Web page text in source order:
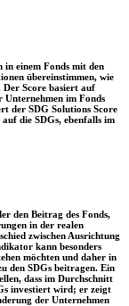
in einem Fonds mit den
übereinstimmen, wie
Der Score basiert auf
Unternehmen im Fonds
der SDG Solutions Score
die SDGs, ebenfalls im
den Beitrag des Fonds,
in der realen
zwischen Ausrichtung
kann besonders
möchten und daher in
den SDGs beitragen. Ein
dass im Durchschnitt
investiert wird; er zeigt
der Unternehmen